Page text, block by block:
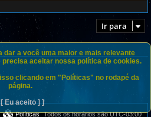
Ir para
dar a você uma maior e mais relevante
aceitar nossa política de cookies.
clicando em "Políticas" no rodapé da
página.
Eu aceito ] ]
Todos os horários sãoUTC-03:00
Políticas